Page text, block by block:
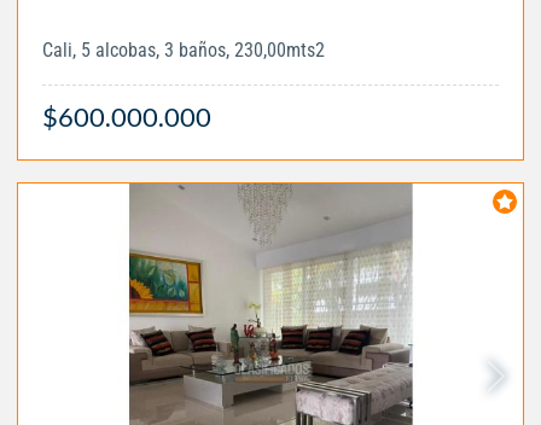
Cali, 5 alcobas, 3 baños, 230,00mts2
$600.000.000